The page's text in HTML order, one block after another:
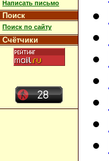
Написать письмо
Поиск
Поиск по сайту
Счётчики